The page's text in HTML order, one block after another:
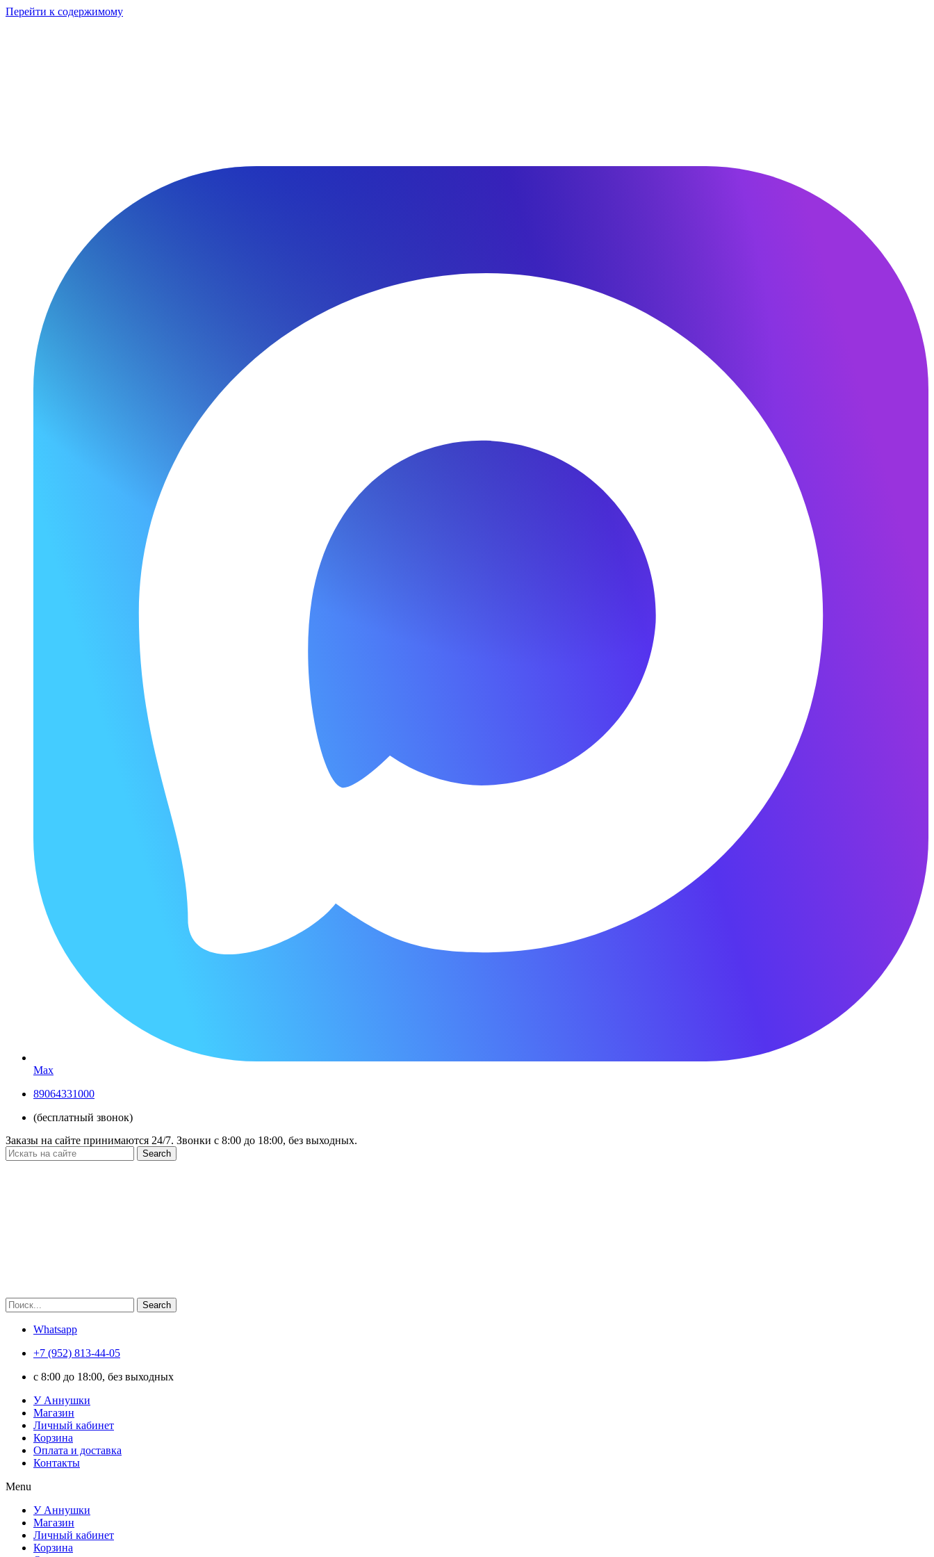
Перейти к содержимому
Max
89064331000
(бесплатный звонок)
Заказы на сайте принимаются 24/7. Звонки c 8:00 до 18:00, без выходных.
Search
Search
Whatsapp
+7 (952) 813-44-05
c 8:00 до 18:00, без выходных
У Аннушки
Магазин
Личный кабинет
Корзина
Оплата и доставка
Контакты
Menu
У Аннушки
Магазин
Личный кабинет
Корзина